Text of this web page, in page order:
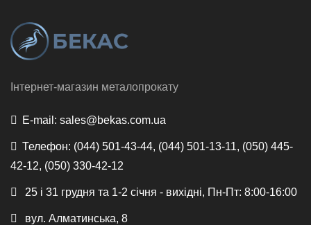
Інтернет-магазин металопрокату
E-mail: sales@bekas.com.ua
Телефон: (044) 501-43-44, (044) 501-13-11, (050) 445-
42-12, (050) 330-42-12
25 і 31 грудня та 1-2 січня - вихідні, Пн-Пт: 8:00-16:00
вул. Алматинська, 8